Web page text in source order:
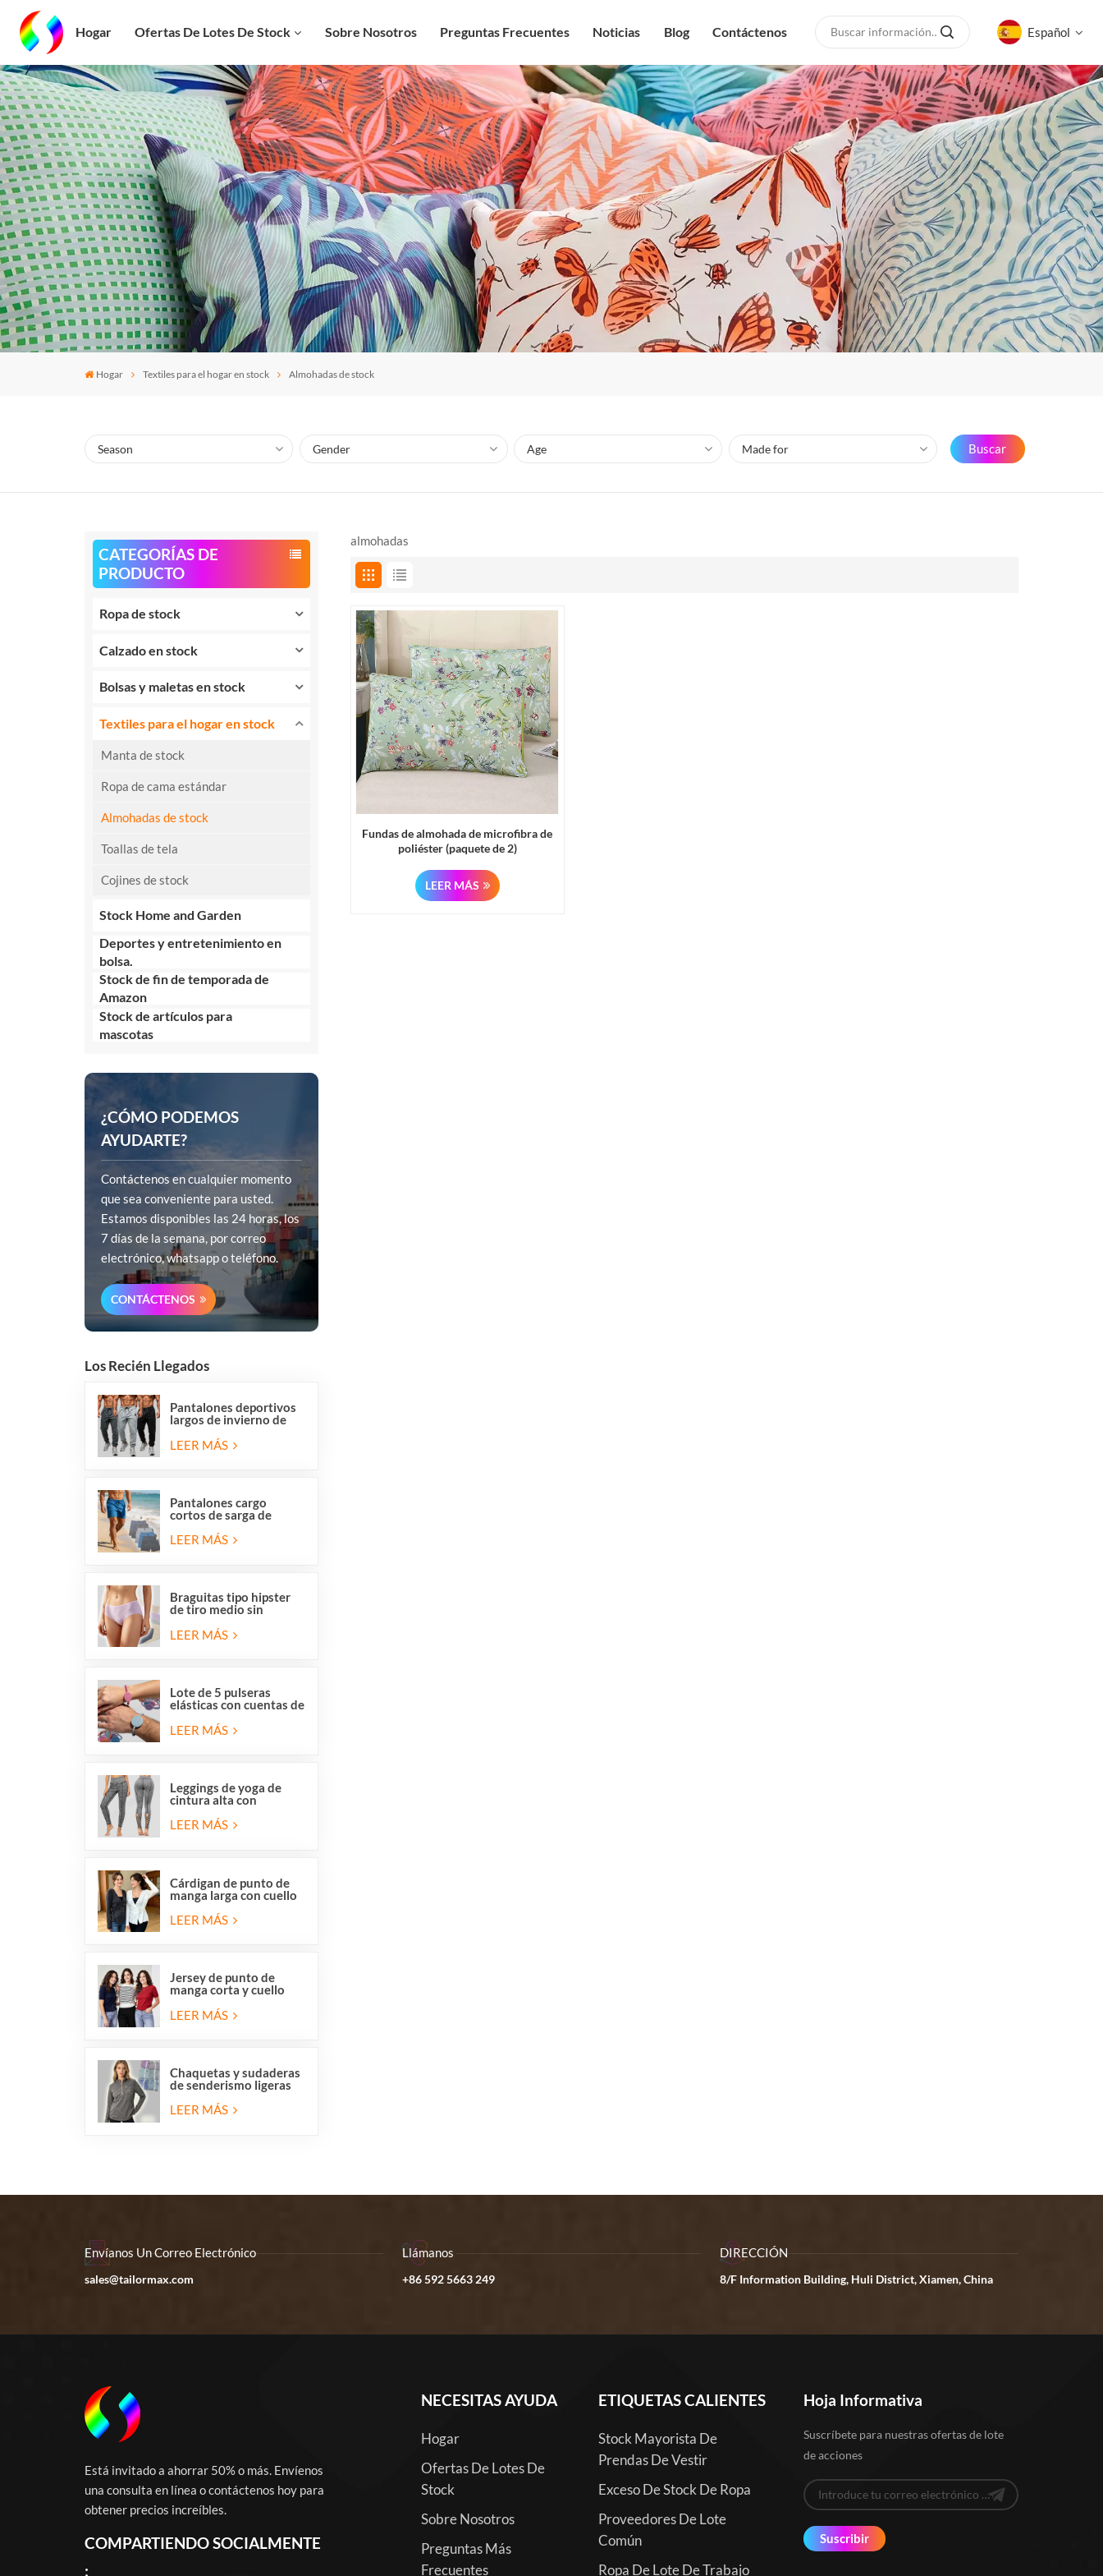
Hogar Ofertas De Lotes De Stock Sobre Nosotros Preguntas Frecuentes Noticias Blog Contáctenos Español
English
русский
español
العربية
Hogar Textiles para el hogar en stock Almohadas de stock
Buscar
CATEGORÍAS DE
PRODUCTO
Ropa de stock
Calzado en stock
Bolsas y maletas en stock
Textiles para el hogar en stock
Manta de stock
Ropa de cama estándar
Almohadas de stock
Toallas de tela
Cojines de stock
Stock Home and Garden
Deportes y entretenimiento en
bolsa.
Stock de fin de temporada de
Amazon
Stock de artículos para
mascotas
¿CÓMO PODEMOS
AYUDARTE?
Contáctenos en cualquier momento
que sea conveniente para usted.
Estamos disponibles las 24 horas, los
7 días de la semana, por correo
electrónico, whatsapp o teléfono.
CONTÁCTENOS
Los Recién Llegados
Pantalones deportivos
largos de invierno de
forro polar para hombre
de Overstock, corte
LEER MÁS
Pantalones cargo
cortos de sarga de
algodón elástico para
hombre con 6 bolsillos
LEER MÁS
Braguitas tipo hipster
de tiro medio sin
y respetuosas con la
LEER MÁS
Lote de 5 pulseras
elásticas con cuentas de
Milagrosa de la Iglesia
LEER MÁS
Leggings de yoga de
cintura alta con
y malla con aberturas
LEER MÁS
Cárdigan de punto de
manga larga con cuello
en V y cierre cruzado
para mujer, con lazo
LEER MÁS
Jersey de punto de
manga corta y cuello
redondo para mujer,
liquidación de
LEER MÁS
Chaquetas y sudaderas
de senderismo ligeras
de forro polar con
media cremallera para
LEER MÁS
almohadas
Fundas de almohada de microfibra de
poliéster (paquete de 2)
LEER MÁS
Envíanos Un Correo Electrónico
sales@tailormax.com
Llámanos
+86 592 5663 249
DIRECCIÓN
8/F Information Building, Huli District, Xiamen, China
Está invitado a ahorrar 50% o más. Envíenos
una consulta en línea o contáctenos hoy para
obtener precios increíbles.
COMPARTIENDO SOCIALMENTE
:
NECESITAS AYUDA
Hogar
Ofertas De Lotes De
Stock
Sobre Nosotros
Preguntas Más
Frecuentes
ETIQUETAS CALIENTES
Stock Mayorista De
Prendas De Vestir
Exceso De Stock De Ropa
Proveedores De Lote
Común
Ropa De Lote De Trabajo
Hoja Informativa
Suscríbete para nuestras ofertas de lote
de acciones
Suscribir